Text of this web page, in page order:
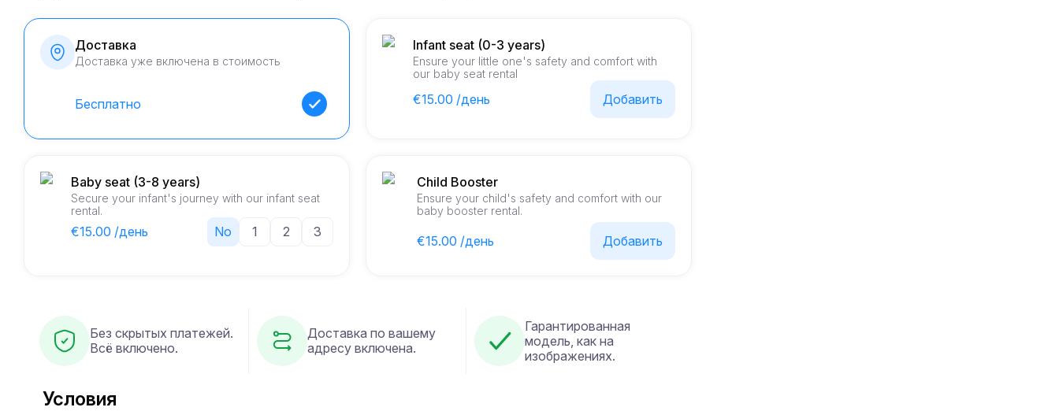
Доставка
Доставка уже включена в стоимость
Бесплатно
Infant seat (0-3 years)
Ensure your little one's safety and comfort with
our baby seat rental
€15.00 /день Добавить
Baby seat (3-8 years)
Secure your infant's journey with our infant seat
rental.
€15.00 /день No 1 2 3
Child Booster
Ensure your child's safety and comfort with our
baby booster rental.
€15.00 /день Добавить
Без скрытых платежей.
Всё включено.
Доставка по вашему
адресу включена.
Гарантированная
модель, как на
изображениях.
Условия